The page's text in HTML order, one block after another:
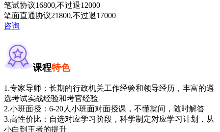
笔试协议16800,不过退12000
笔面直通协议21800,不过退17000
咨询
课程特色
1.专家导师：长期的行政机关工作经验和领导经历，丰富的遴
选考试实战经验和考官经验
2.小班面授：6-20人小班面对面授课，不懂就问，随时解答
3.高性价比：自选对应学习阶段，科学制定对应学习计划，从
小白到王者的提升